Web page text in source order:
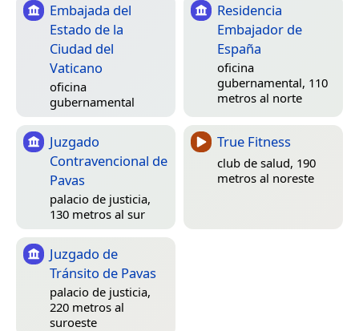
Embajada del
Estado de la
Ciudad del
Vaticano
oficina
gubernamental
Residencia
Embajador de
España
oficina
gubernamental, 110
metros al norte
Juzgado
Contravencional de
Pavas
palacio de justicia,
130 metros al sur
True Fitness
club de salud, 190
metros al noreste
Juzgado de
Tránsito de Pavas
palacio de justicia,
220 metros al
suroeste